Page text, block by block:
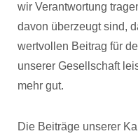
wir Verantwortung
davon überzeugt sind,
wertvollen Beitrag für
unserer Gesellschaft
mehr gut.
Die Beiträge unserer